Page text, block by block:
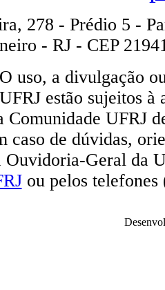
278 - Prédio 5 -
- RJ - CEP
O uso, a divulgação
estão sujeitos
Comunidade UFRJ
caso de dúvidas,
Ouvidoria-Geral da
ou pelos telefones